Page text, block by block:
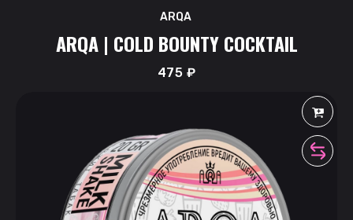
ARQA
ARQA | COLD BOUNTY COCKTAIL
475 ₽